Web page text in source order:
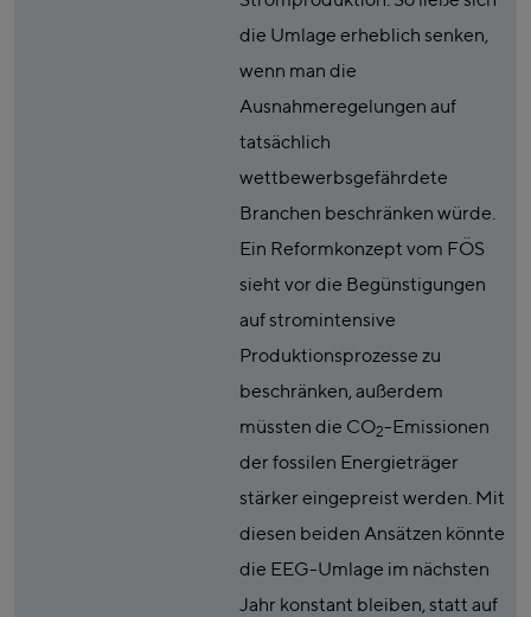
die Umlage erheblich senken,
wenn man die
Ausnahmeregelungen auf
tatsächlich
wettbewerbsgefährdete
Branchen beschränken würde.
Ein Reformkonzept vom FÖS
sieht vor die Begünstigungen
auf stromintensive
Produktionsprozesse zu
beschränken, außerdem
müssten die CO2-Emissionen
der fossilen Energieträger
stärker eingepreist werden. Mit
diesen beiden Ansätzen könnte
die EEG-Umlage im nächsten
Jahr konstant bleiben, statt auf